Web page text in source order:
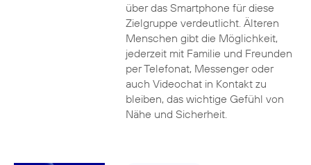
über das Smartphone für diese
Zielgruppe verdeutlicht. Älteren
Menschen gibt die Möglichkeit,
jederzeit mit Familie und Freunden
per Telefonat, Messenger oder
auch Videochat in Kontakt zu
bleiben, das wichtige Gefühl von
Nähe und Sicherheit.